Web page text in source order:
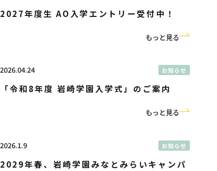
2027年度生 AO入学エントリー受付中！
もっと見る
2026.04.24 お知らせ
「令和8年度 岩崎学園入学式」のご案内
もっと見る
2026.1.9 お知らせ
2029年春、岩崎学園みなとみらいキャンパ